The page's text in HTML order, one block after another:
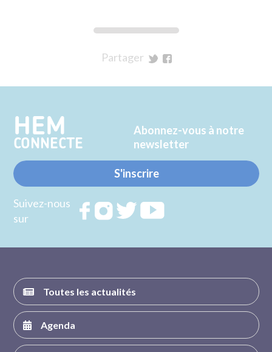
Partager
Twitter
Facebook
HEM
CONNECTE
Abonnez-vous à notre
newsletter
S'inscrire
Suivez-nous
sur
RejoignezRejoignezRejoignez
Toutes les actualités
Agenda